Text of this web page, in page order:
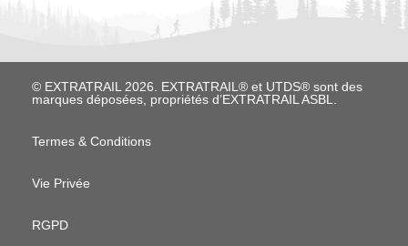
© EXTRATRAIL 2026. EXTRATRAIL® et UTDS® sont des
marques déposées, propriétés d’EXTRATRAIL ASBL.
M
Termes & Conditions
Vie Privée
RGPD